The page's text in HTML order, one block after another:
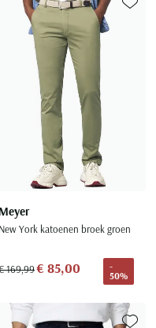
aan favorieten
Meyer
New York katoenen broek groen
169,99€ 85,00
-
50%